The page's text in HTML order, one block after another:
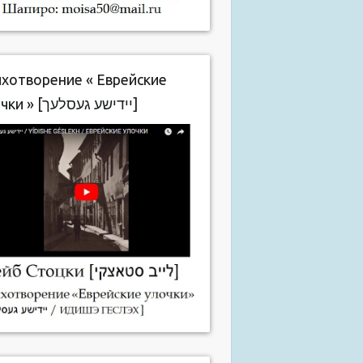
« Еврейские
улочки » [יידישע געסלעך]